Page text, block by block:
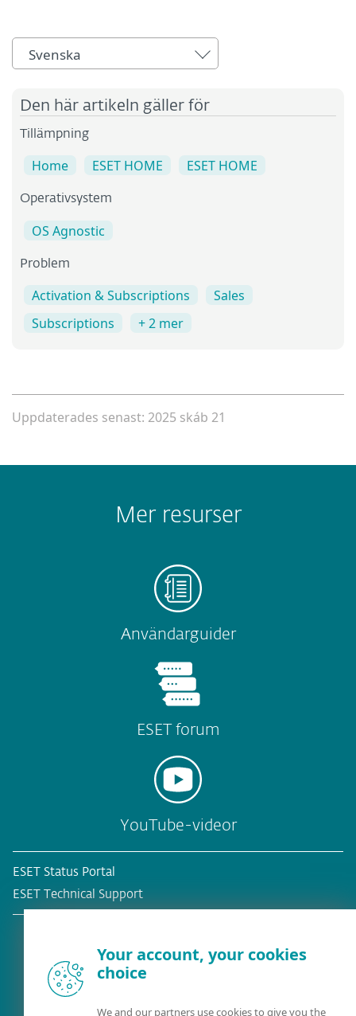
Svenska
Den här artikeln gäller för
Tillämpning
Home ESET HOME ESET HOME
Operativsystem
OS Agnostic
Problem
Activation & Subscriptions
Sales
Subscriptions
+ 2 mer
Uppdaterades senast: 2025 skáb 21
Mer resurser
Användarguider
ESET forum
YouTube-videor
ESET Status Portal
ESET Technical Support
Your account, your cookies
choice
We and our partners use cookies to give you the